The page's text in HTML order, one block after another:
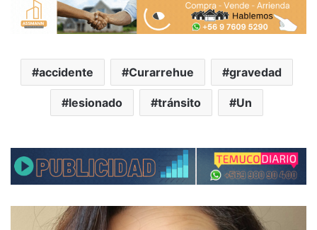
accidente Curarrehue gravedad
lesionado tránsito Un